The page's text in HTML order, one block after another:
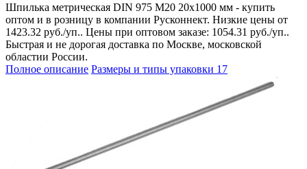
Шпилька метрическая DIN 975 М20 20х1000 мм - купить
оптом и в розницу в компании Русконнект. Низкие цены от
1423.32 руб./уп.. Цены при оптовом заказе: 1054.31 руб./уп..
Быстрая и не дорогая доставка по Москве, московской
областии России.
Полное описание Размеры и типы упаковки 17